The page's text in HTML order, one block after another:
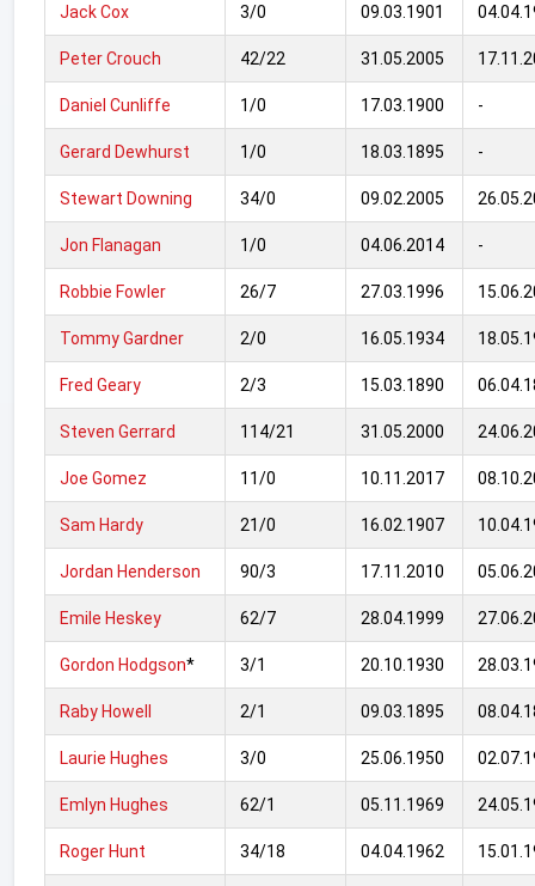
Jack Cox 3/0 09.03.1901
Peter Crouch 42/22 31.05.2005
Daniel Cunliffe 1/0 17.03.1900 -
Gerard Dewhurst 1/0 18.03.1895 -
Stewart Downing 34/0 09.02.2005
Jon Flanagan 1/0 04.06.2014 -
Robbie Fowler 26/7 27.03.1996
Tommy Gardner 2/0 16.05.1934
Fred Geary 2/3 15.03.1890
Steven Gerrard 114/21 31.05.2000
Joe Gomez 11/0 10.11.2017
Sam Hardy 21/0 16.02.1907
Jordan Henderson 90/3 17.11.2010
Emile Heskey 62/7 28.04.1999
Gordon Hodgson* 3/1 20.10.1930
Raby Howell 2/1 09.03.1895
Laurie Hughes 3/0 25.06.1950
Emlyn Hughes 62/1 05.11.1969
Roger Hunt 34/18 04.04.1962